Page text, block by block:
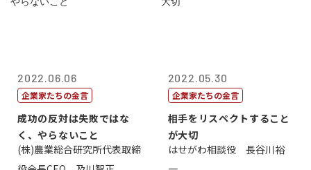
2022.06.06
企業家たちの金言
成功の反対は失敗ではな
く、やらないこと
(株)農業総合研究所代表取締
2022.05.30
企業家たちの金言
相手をリスペクトすること
が大切
はせがわ相談役 長谷川裕